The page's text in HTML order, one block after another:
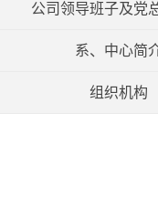
公司领导班子及党
系、中心简
组织机构